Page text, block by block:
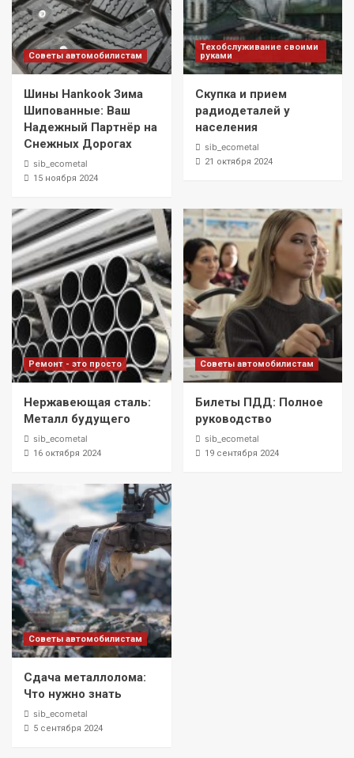
Советы автомобилистам
Шины Hankook Зима
Шипованные: Ваш
Надежный Партнёр на
Снежных Дорогах
sib_ecometal
15 ноября 2024
Техобслуживание своими
руками
Скупка и прием
радиодеталей у
населения
sib_ecometal
21 октября 2024
Ремонт - это просто
Нержавеющая сталь:
Металл будущего
sib_ecometal
16 октября 2024
Советы автомобилистам
Билеты ПДД: Полное
руководство
sib_ecometal
19 сентября 2024
Советы автомобилистам
Сдача металлолома:
Что нужно знать
sib_ecometal
5 сентября 2024